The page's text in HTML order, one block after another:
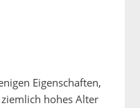
Eigenschaften,
hohes Alter